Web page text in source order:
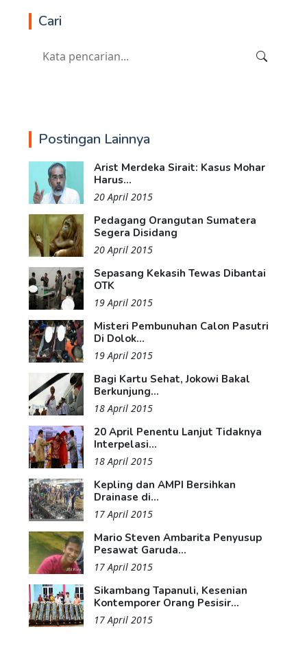
Cari
Postingan Lainnya
Arist Merdeka Sirait: Kasus Mohar
Harus...
20 April 2015
Pedagang Orangutan Sumatera
Segera Disidang
20 April 2015
Sepasang Kekasih Tewas Dibantai
OTK
19 April 2015
Misteri Pembunuhan Calon Pasutri
Di Dolok...
19 April 2015
Bagi Kartu Sehat, Jokowi Bakal
Berkunjung...
18 April 2015
20 April Penentu Lanjut Tidaknya
Interpelasi...
18 April 2015
Kepling dan AMPI Bersihkan
Drainase di...
17 April 2015
Mario Steven Ambarita Penyusup
Pesawat Garuda...
17 April 2015
Sikambang Tapanuli, Kesenian
Kontemporer Orang Pesisir...
17 April 2015